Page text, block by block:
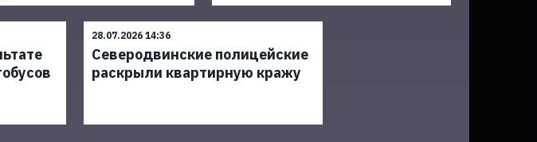
28.07.2026 14:36
Северодвинские полицейские
раскрыли квартирную кражу